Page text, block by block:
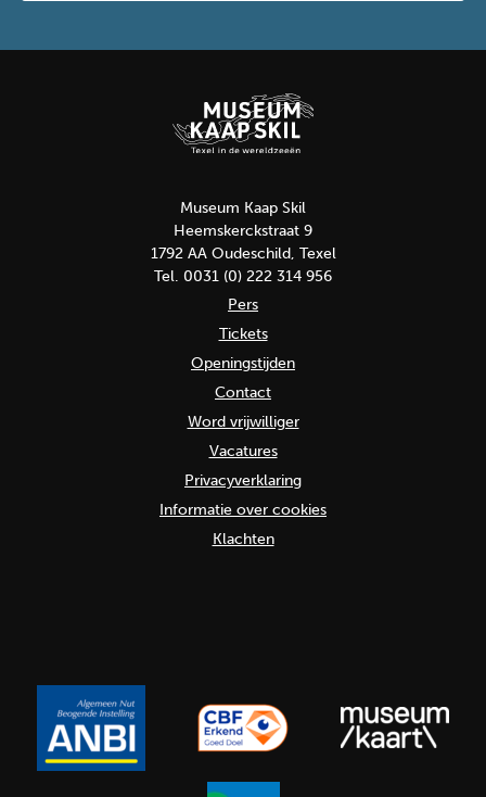
Museum Kaap Skil
Heemskerckstraat 9
1792 AA Oudeschild, Texel
Tel. 0031 (0) 222 314 956
Pers
Tickets
Openingstijden
Contact
Word vrijwilliger
Vacatures
Privacyverklaring
Informatie over cookies
Klachten